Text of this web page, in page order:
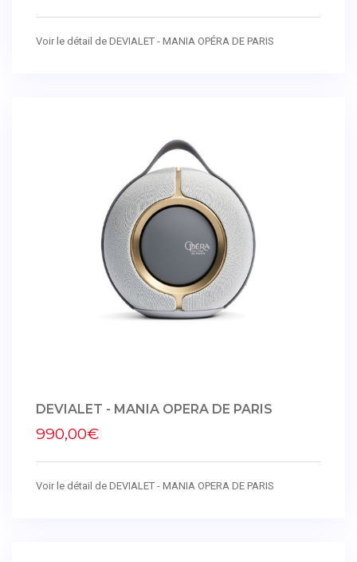
Voir le détail de DEVIALET - MANIA OPÉRA DE PARIS
DEVIALET - MANIA OPERA DE PARIS
990,00€
Voir le détail de DEVIALET - MANIA OPERA DE PARIS